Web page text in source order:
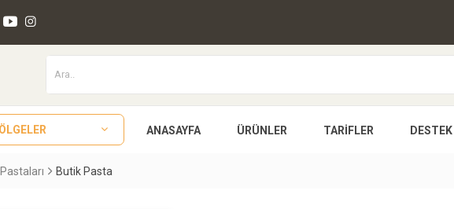
ANASAYFA ÜRÜNLER TARIFLER DESTEK
Butik Pasta